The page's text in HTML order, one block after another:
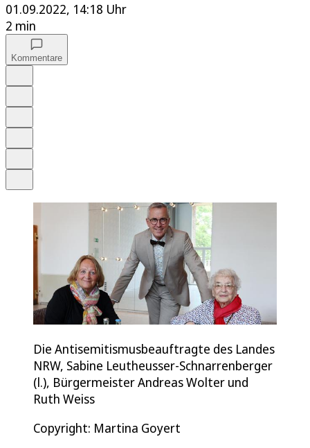
01.09.2022, 14:18 Uhr
2 min
Kommentare
Die Antisemitismusbeauftragte des Landes
NRW, Sabine Leutheusser-Schnarrenberger
(l.), Bürgermeister Andreas Wolter und
Ruth Weiss
Copyright: Martina Goyert